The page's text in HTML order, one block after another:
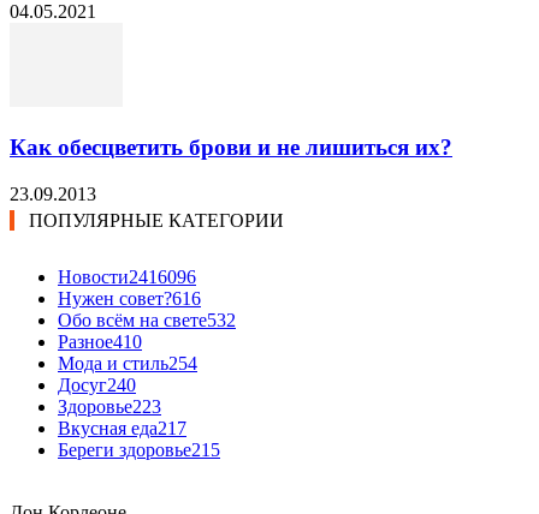
04.05.2021
Как обесцветить брови и не лишиться их?
23.09.2013
ПОПУЛЯРНЫЕ КАТЕГОРИИ
Новости2416096
Нужен совет?616
Обо всём на свете532
Разное410
Мода и стиль254
Досуг240
Здоровье223
Вкусная еда217
Береги здоровье215